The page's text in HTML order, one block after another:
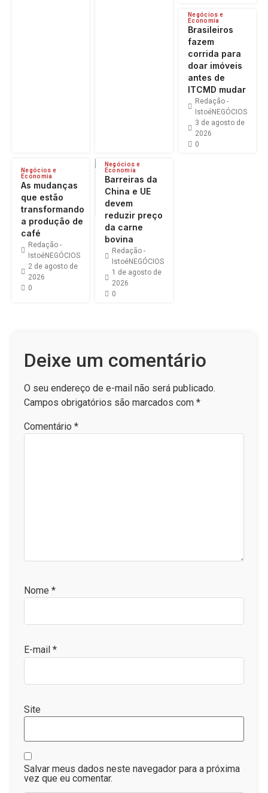
Negócios e
Economia
Brasileiros
fazem
corrida para
doar imóveis
antes de
ITCMD mudar
Redação -
IstoéNEGÓCIOS
3 de agosto de
2026
0
Negócios e
Economia
As mudanças
que estão
transformando
a produção de
café
Redação -
IstoéNEGÓCIOS
2 de agosto de
2026
0
Negócios e
Economia
Barreiras da
China e UE
devem
reduzir preço
da carne
bovina
Redação -
IstoéNEGÓCIOS
1 de agosto de
2026
0
Deixe um comentário
O seu endereço de e-mail não será publicado.
Campos obrigatórios são marcados com *
Comentário *
Nome *
E-mail *
Site
Salvar meus dados neste navegador para a próxima
vez que eu comentar.